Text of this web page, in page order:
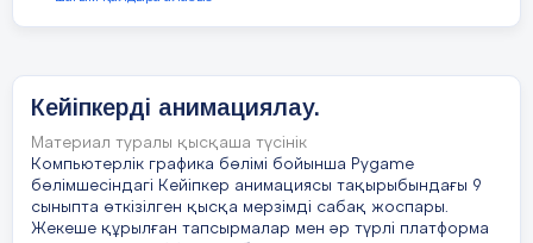
графикалық примитивтер сияқты суреті
(яғни ойынды іске қосу кезіндегі дайын
манипуляциялауға және жылжытуға
болады. Спрайт әртүрлі сипаттары және
әдістері бар нысан ретінде қарастырылады
(мысалы: ені, биіктігі, түсі, т.б.).
Сабақтың
уақыт
Педагогтың әрекеті
Сабақтың
1.Оқушылармен амандасу.
Кейіпкерді анимациялау.
Материал туралы қысқаша түсінік
Компьютерлік графика бөлімі бойынша Pygame
бөлімшесіндагі Кейіпкер анимациясы тақырыбындағы 9
сыныпта өткізілген қысқа мерзімді сабақ жоспары.
Жекеше құрылған тапсырмалар мен әр түрлі платформа